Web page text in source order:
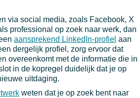
via social media, zoals Facebook, X
professional op zoek naar werk, dan
aansprekend LinkedIn-profiel aan
dergelijk profiel, zorg ervoor dat
overeenkomt met de informatie die in
in de kopregel duidelijk dat je op
uitdaging.
weten dat je op zoek bent naar